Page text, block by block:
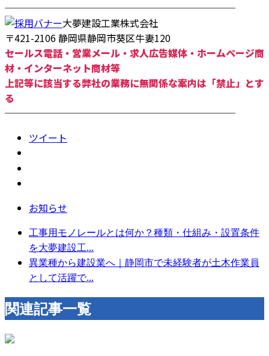
────────────────────────
大夢建設工業株式会社
〒421-2106 静岡県静岡市葵区牛妻120
セールス電話・営業メール・求人広告媒体・ホームページ商
材・インターネット商材等
上記等に該当する弊社の業務に無関係な案内は「禁止」とす
る
────────────────────────
ツイート
お知らせ
工事用モノレールとは何か？種類・仕組み・設置条件
を大夢建設工...
異業種から建設業へ｜静岡市で未経験者が土木作業員
として活躍で...
関連記事一覧